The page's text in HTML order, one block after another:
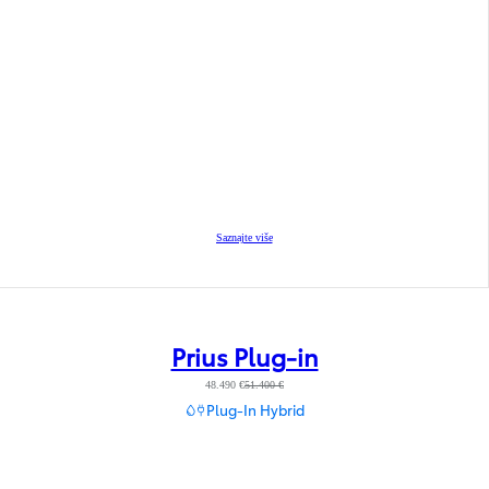
Saznajte više
Prius Plug-in
48.490 €51.400 €
Plug-In Hybrid